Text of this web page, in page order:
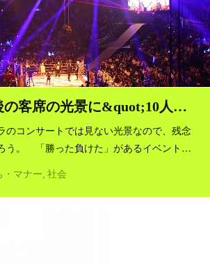
の客席の光景に&quot;10人…
コンサートでは見ない光景なので、残念
う。 「勝った負けた」があるイベント…
・マナー 社会